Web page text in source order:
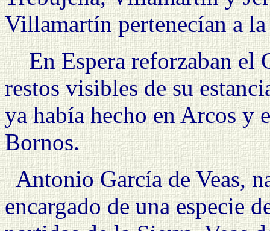
Villamartín pertenecían a
En Espera reforzaban el
restos visibles de su
ya había hecho en Arcos y
Bornos.
Antonio García de Veas,
encargado de una especie